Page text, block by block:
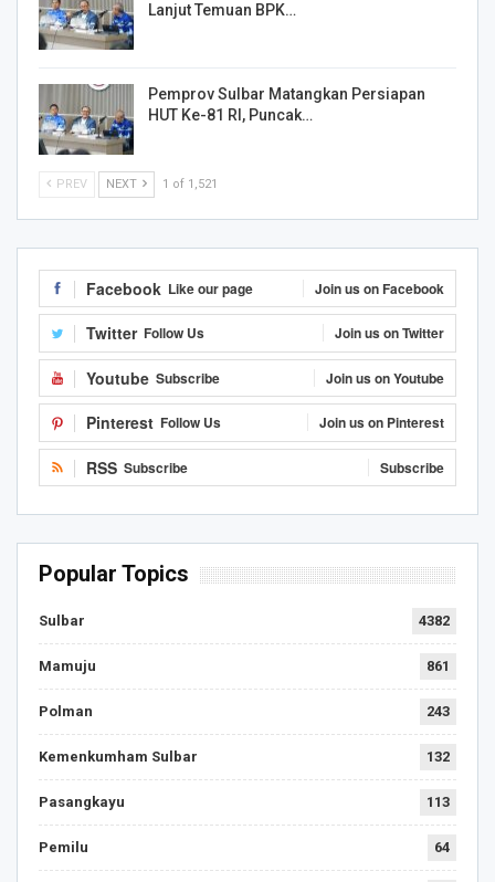
Lanjut Temuan BPK…
Pemprov Sulbar Matangkan Persiapan
HUT Ke-81 RI, Puncak…
PREV NEXT 1 of 1,521
Facebook Like our page Join us on Facebook
Twitter Follow Us Join us on Twitter
Youtube Subscribe Join us on Youtube
Pinterest Follow Us Join us on Pinterest
RSS Subscribe Subscribe
Popular Topics
Sulbar 4382
Mamuju 861
Polman 243
Kemenkumham Sulbar 132
Pasangkayu 113
Pemilu 64